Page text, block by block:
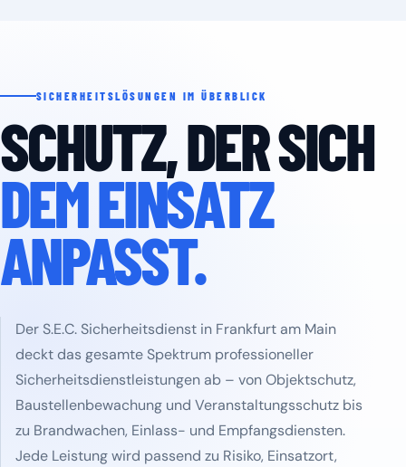
SICHERHEITSLÖSUNGEN IM ÜBERBLICK
SCHUTZ, DER SICH
DEM EINSATZ
ANPASST.
Der S.E.C. Sicherheitsdienst in Frankfurt am Main
deckt das gesamte Spektrum professioneller
Sicherheitsdienstleistungen ab – von Objektschutz,
Baustellenbewachung und Veranstaltungsschutz bis
zu Brandwachen, Einlass- und Empfangsdiensten.
Jede Leistung wird passend zu Risiko, Einsatzort,